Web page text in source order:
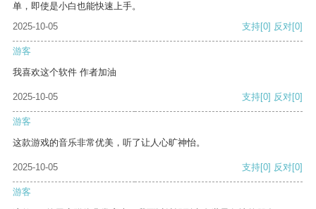
单，即使是小白也能快速上手。
2025-10-05
支持[0] 反对[0]
游客
我喜欢这个软件 作者加油
2025-10-05 支持[0] 反对[0]
游客
这款游戏的音乐非常优美，听了让人心旷神怡。
2025-10-05 支持[0] 反对[0]
游客